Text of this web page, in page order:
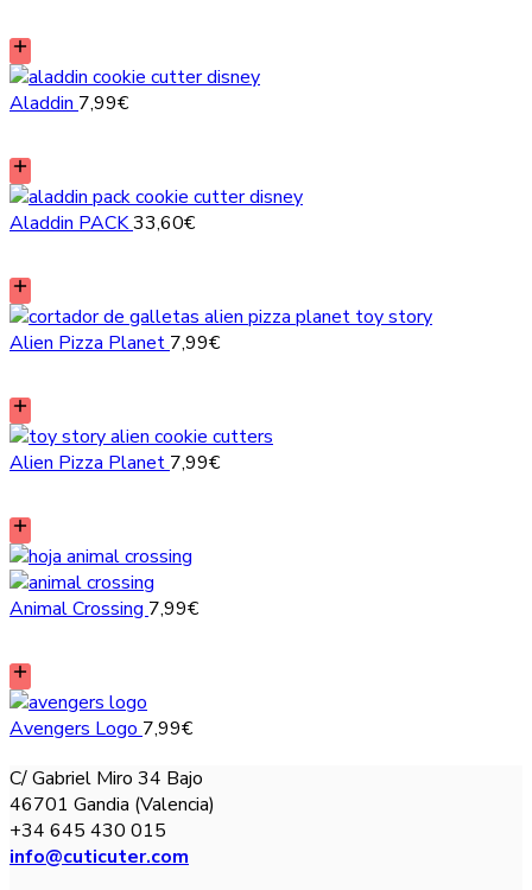
Aladdin 7,99€
Aladdin PACK33,60€
Alien Pizza Planet 7,99€
Alien Pizza Planet 7,99€
Animal Crossing 7,99€
Avengers Logo 7,99€
C/ Gabriel Miro 34 Bajo
46701 Gandia (Valencia)
+34 645 430 015
info@cuticuter.com